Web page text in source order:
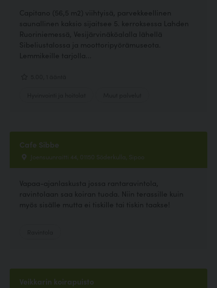
Capitano (56,5 m2) viihtyisä, parvekkeellinen
saunallinen kaksio sijaitsee 5. kerroksessa Lahden
Ruoriniemessä, Vesijärvinäköalalla lähellä
Sibeliustalossa ja moottoripyörämuseota.
Lemmikeille tarjolla...
Cafe Sibbe
Joensuunraitti 44, 01150 Söderkulla, Sipoo
Vapaa-ajanlaskusta jossa rantaravintola,
ravintolaan saa koiran tuoda. Niin terassille kuin
myös sisälle mutta ei tiskille tai tiskin taakse!
Veikkarin koirapuisto